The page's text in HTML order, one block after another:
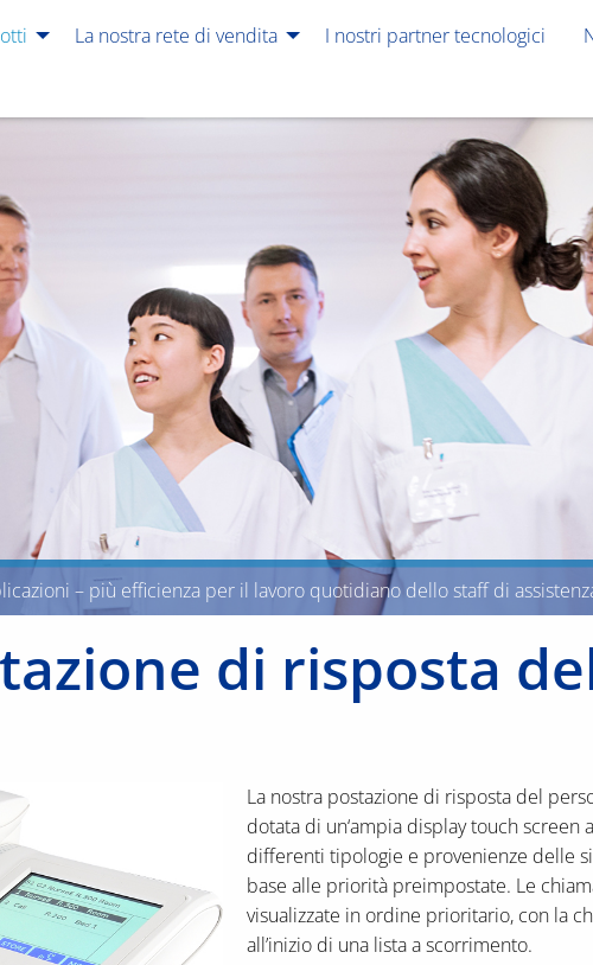
La nostra rete di vendita I nostri partner tecnologici
– più efficienza per il lavoro quotidiano dello staff di
di risposta
La nostra postazione di risposta del
dotata di un‘ampia display touch screen
differenti tipologie e provenienze delle
base alle priorità preimpostate. Le
visualizzate in ordine prioritario, con la
all’inizio di una lista a scorrimento.